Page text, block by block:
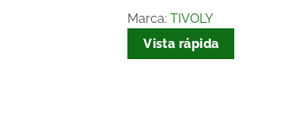
Marca:TIVOLY
Vista rápida